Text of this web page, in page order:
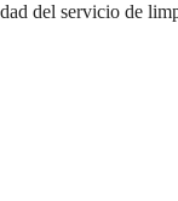
del servicio de